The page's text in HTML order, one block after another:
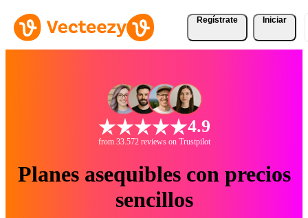
Regístrate Iniciar
4.9
from 33.572 reviews on Trustpilot
Planes asequibles con precios
sencillos